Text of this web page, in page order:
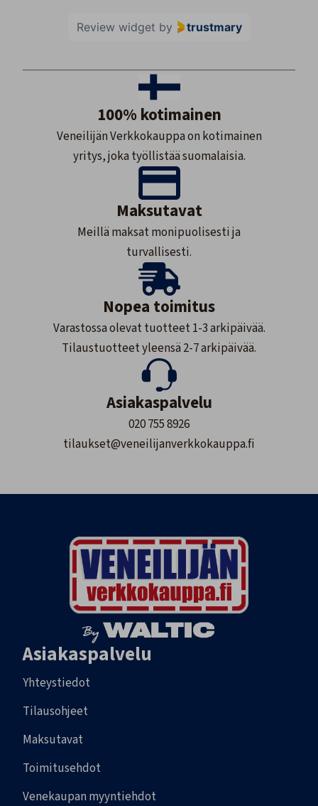
Review widget by trustmary
100% kotimainen
Veneilijän Verkkokauppa on kotimainen
yritys, joka työllistää suomalaisia.
Maksutavat
Meillä maksat monipuolisesti ja
turvallisesti.
Nopea toimitus
Varastossa olevat tuotteet 1-3 arkipäivää.
Tilaustuotteet yleensä 2-7 arkipäivää.
Asiakaspalvelu
020 755 8926
tilaukset@veneilijanverkkokauppa.fi
Asiakaspalvelu
Yhteystiedot
Tilausohjeet
Maksutavat
Toimitusehdot
Venekaupan myyntiehdot